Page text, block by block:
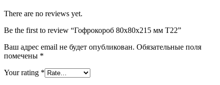
There are no reviews yet.
Be the first to review “Гофрокороб 80х80х215 мм Т22”
Ваш адрес email не будет опубликован. Обязательные поля
помечены *
Your rating *